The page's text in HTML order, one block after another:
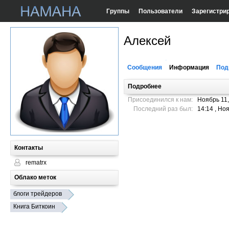
Группы Пользователи
Контакты
rematrx
Облако меток
блоги трейдеров
Книга Биткоин
Алексей
Сообщения Информация
Подробнее
Присоединился к нам:
Ноябрь
Последний раз был:
14:14 ,